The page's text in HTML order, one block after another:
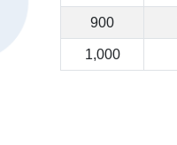
900
1,000